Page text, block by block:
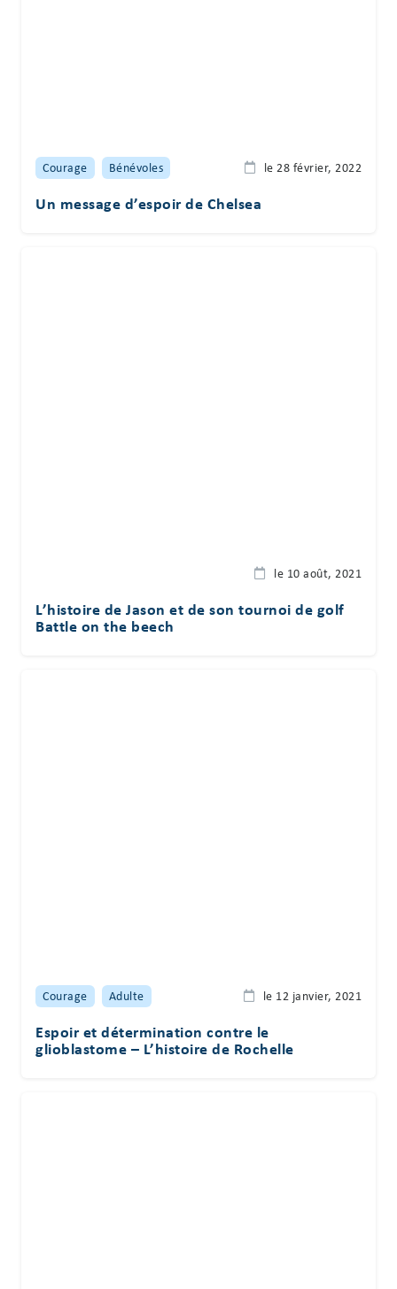
Courage Bénévoles le 28 février, 2022
Un message d’espoir de Chelsea
le 10 août, 2021
L’histoire de Jason et de son tournoi de golf
Battle on the beech
Courage Adulte le 12 janvier, 2021
Espoir et détermination contre le
glioblastome – L’histoire de Rochelle